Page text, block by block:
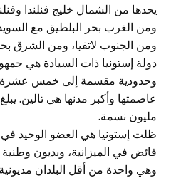
يحدها من الشمال خليج فنلندا
ومن الغرب بحر البلطيق مع
ومن الجنوب لاتفيا، ومن الشرق
دولة إستونيا ذات السيادة هي
وحدودية مقسمة إلى خمس
مليون نسمة.
ظلت إستونيا هي العضو الوحيد في
وهي واحدة من أقل البلدان